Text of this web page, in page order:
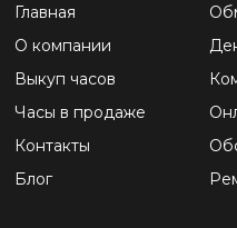
Главная
О компании
Выкуп часов
Часы в продаже
Контакты
Блог